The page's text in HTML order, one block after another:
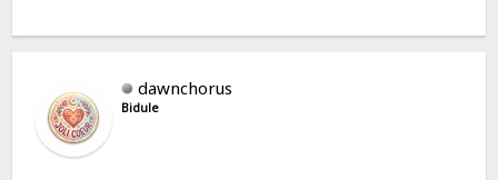
dawnchorus
Bidule